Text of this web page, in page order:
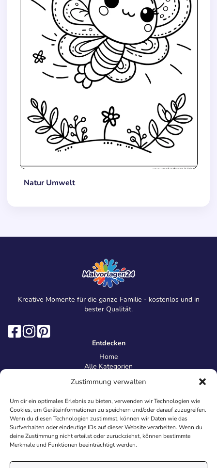
Zustimmung verwalten
Um dir ein optimales Erlebnis zu bieten, verwenden wir Technologien wie
Cookies, um Geräteinformationen zu speichern und/oder darauf zuzugreifen.
Wenn du diesen Technologien zustimmst, können wir Daten wie das
Surfverhalten oder eindeutige IDs auf dieser Website verarbeiten. Wenn du
deine Zustimmung nicht erteilst oder zurückziehst, können bestimmte
Merkmale und Funktionen beeinträchtigt werden.
Natur Umwelt
Kreative Momente für die ganze Familie - kostenlos und in
bester Qualität.
Entdecken
Home
Alle Kategorien
Information
Über uns
Kontakt
Inhaltsrichtlinien
Recht & Datenschutz
Impressum
AGB